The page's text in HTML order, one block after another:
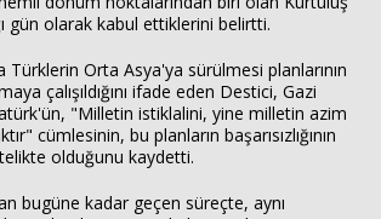
gün olarak kabul ettiklerini belirtti.
Türklerin Orta Asya'ya sürülmesi planlarının
çalışıldığını ifade eden Destici, Gazi
"Milletin istiklalini, yine milletin azim
cümlesinin, bu planların başarısızlığının
olduğunu kaydetti.
bugüne kadar geçen süreçte, aynı